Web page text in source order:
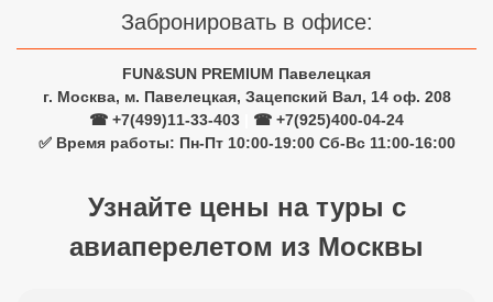
Забронировать в офисе:
FUN&SUN PREMIUM Павелецкая
г. Москва, м. Павелецкая, Зацепский Вал, 14 оф. 208
☎ +7(499)11-33-403
☎ +7(925)400-04-24
✅ Время работы: Пн-Пт 10:00-19:00 Сб-Вс 11:00-16:00
Узнайте цены на туры с
авиаперелетом из Москвы